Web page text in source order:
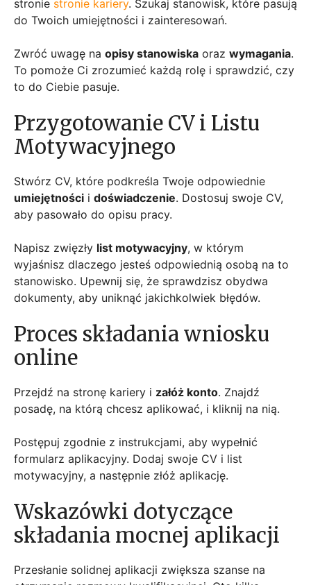
stronie stronie kariery. Szukaj stanowisk, które pasują
do Twoich umiejętności i zainteresowań.
Zwróć uwagę na opisy stanowiska oraz wymagania.
To pomoże Ci zrozumieć każdą rolę i sprawdzić, czy
to do Ciebie pasuje.
Przygotowanie CV i Listu
Motywacyjnego
Stwórz CV, które podkreśla Twoje odpowiednie
umiejętności i doświadczenie. Dostosuj swoje CV,
aby pasowało do opisu pracy.
Napisz zwięzły list motywacyjny, w którym
wyjaśnisz dlaczego jesteś odpowiednią osobą na to
stanowisko. Upewnij się, że sprawdzisz obydwa
dokumenty, aby uniknąć jakichkolwiek błędów.
Proces składania wniosku
online
Przejdź na stronę kariery i załóż konto. Znajdź
posadę, na którą chcesz aplikować, i kliknij na nią.
Postępuj zgodnie z instrukcjami, aby wypełnić
formularz aplikacyjny. Dodaj swoje CV i list
motywacyjny, a następnie złóż aplikację.
Wskazówki dotyczące
składania mocnej aplikacji
Przesłanie solidnej aplikacji zwiększa szanse na